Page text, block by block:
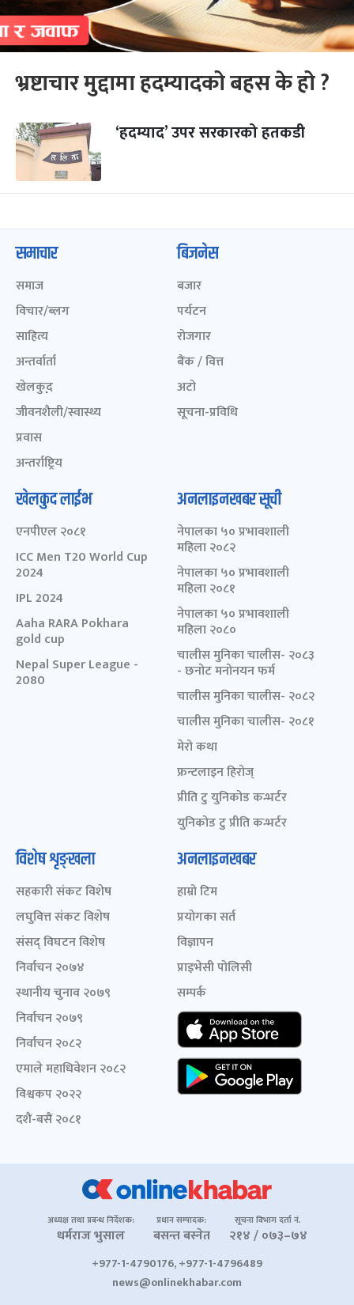
भ्रष्टाचार मुद्दामा हदम्यादको बहस के हो ?
‘हदम्याद’ उपर सरकारको हतकडी
समाचार
समाज
विचार/ब्लग
साहित्य
अन्तर्वार्ता
खेलकुद़़
जीवनशैली/स्वास्थ्य
प्रवास
अन्तर्राष्ट्रिय
बिजनेस
बजार
पर्यटन
रोजगार
बैंक / वित्त
अटो
सूचना-प्रविधि
खेलकुद लाईभ
एनपीएल २०८१
ICC Men T20 World Cup
2024
IPL 2024
Aaha RARA Pokhara
gold cup
Nepal Super League -
2080
अनलाइनखबर सूची
नेपालका ५० प्रभावशाली
महिला २०८२
नेपालका ५० प्रभावशाली
महिला २०८१
नेपालका ५० प्रभावशाली
महिला २०८०
चालीस मुनिका चालीस- २०८३
- छनोट मनोनयन फर्म
चालीस मुनिका चालीस- २०८२
चालीस मुनिका चालीस- २०८१
मेरो कथा
फ्रन्टलाइन हिरोज्
प्रीति टु युनिकोड कन्भर्टर
युनिकोड टु प्रीति कन्भर्टर
विशेष शृङ्खला
सहकारी संकट विशेष
लघुवित्त संकट विशेष
संसद् विघटन विशेष
निर्वाचन २०७४
स्थानीय चुनाव २०७९
निर्वाचन २०७९
निर्वाचन २०८२
एमाले महाधिवेशन २०८२
विश्वकप २०२२
दशैं-बसैं २०८१
अनलाइनखबर
हाम्रो टिम
प्रयोगका सर्त
विज्ञापन
प्राइभेसी पोलिसी
सम्पर्क
अध्यक्ष तथा प्रबन्ध निर्देशक:
धर्मराज भुसाल
प्रधान सम्पादक:
बसन्त बस्नेत
सूचना विभाग दर्ता नं.
२१४ / ०७३–७४
+977-1-4790176, +977-1-4796489
news@onlinekhabar.com